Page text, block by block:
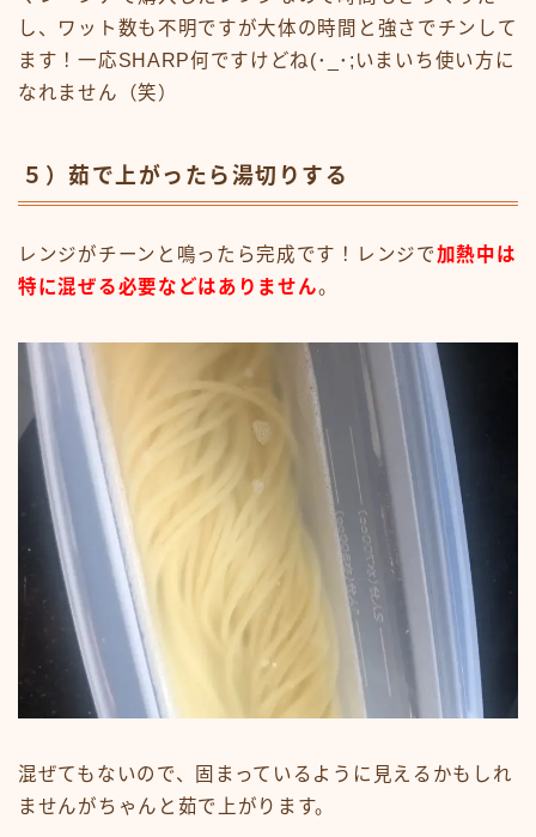
し、ワット数も不明ですが大体の時間と強さでチンして
ます！一応SHARP何ですけどね(･_･;いまいち使い方に
なれません（笑）
５）茹で上がったら湯切りする
レンジがチーンと鳴ったら完成です！レンジで加熱中は
特に混ぜる必要などはありません。
混ぜてもないので、固まっているように見えるかもしれ
ませんがちゃんと茹で上がります。